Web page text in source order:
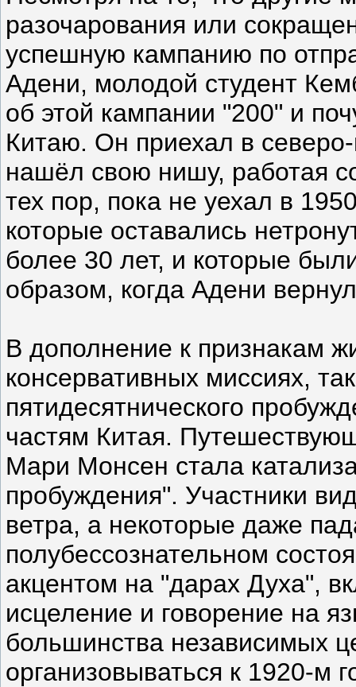
разочарования или
успешную кампанию по
Адени, молодой студент
об этой кампании "200" и
Китаю. Он приехал в
нашёл свою нишу, работая
тех пор, пока не уехал в
которые оставались
более 30 лет, и которые
образом, когда Адени
В дополнение к признакам
консервативных миссиях,
пятидесятнического
частям Китая.
Мари Монсен стала
пробуждения". Участники
ветра, а некоторые даже
полубессознательном
акцентом на "дарах Духа",
исцеление и говорение на
большинства независимых
организовываться к 1920-м